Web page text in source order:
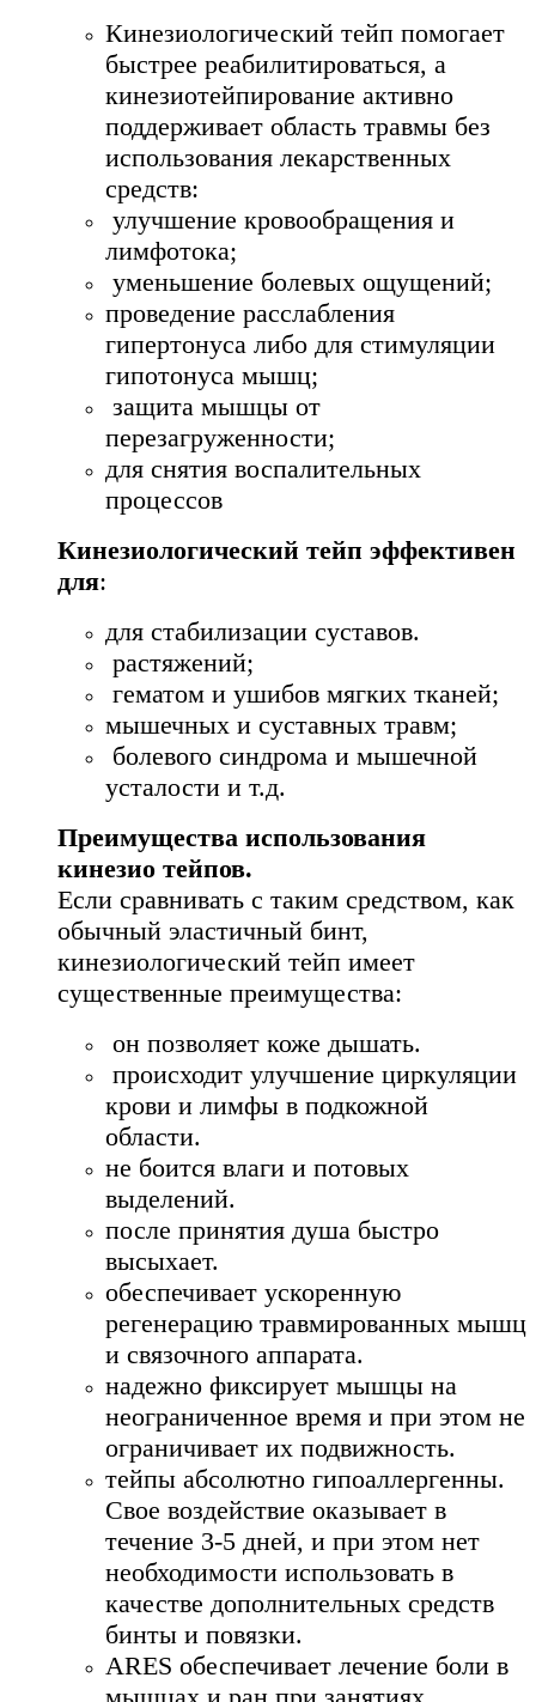
Кинезиологический тейп помогает
быстрее реабилитироваться, а
кинезиотейпирование активно
поддерживает область травмы без
использования лекарственных
средств:
улучшение кровообращения и
лимфотока;
уменьшение болевых ощущений;
проведение расслабления
гипертонуса либо для стимуляции
гипотонуса мышц;
защита мышцы от
перезагруженности;
для снятия воспалительных
процессов
Кинезиологический тейп эффективен
для:
для стабилизации суставов.
растяжений;
гематом и ушибов мягких тканей;
мышечных и суставных травм;
болевого синдрома и мышечной
усталости и т.д.
Преимущества использования
кинезио тейпов.
Если сравнивать с таким средством, как
обычный эластичный бинт,
кинезиологический тейп имеет
существенные преимущества:
он позволяет коже дышать.
происходит улучшение циркуляции
крови и лимфы в подкожной
области.
не боится влаги и потовых
выделений.
после принятия душа быстро
высыхает.
обеспечивает ускоренную
регенерацию травмированных мышц
и связочного аппарата.
надежно фиксирует мышцы на
неограниченное время и при этом не
ограничивает их подвижность.
тейпы абсолютно гипоаллергенны.
Свое воздействие оказывает в
течение 3-5 дней, и при этом нет
необходимости использовать в
качестве дополнительных средств
бинты и повязки.
ARES обеспечивает лечение боли в